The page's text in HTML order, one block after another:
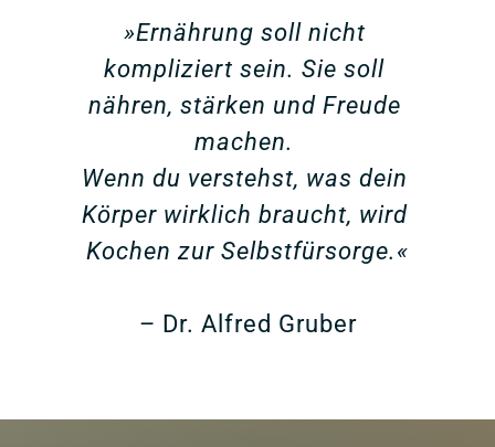
»Ernährung soll nicht
kompliziert sein. Sie soll
nähren, stärken und Freude
machen.
Wenn du verstehst, was dein
Körper wirklich braucht, wird
Kochen zur Selbstfürsorge.«
– Dr. Alfred Gruber